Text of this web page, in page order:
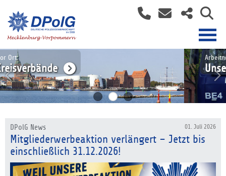
Unsere Tarifvertretung
01. Juli 2026
DPolG News
Mitgliederwerbeaktion verlängert – Jetzt bis
einschließlich 31.12.2026!